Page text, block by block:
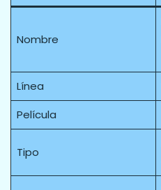
Nombre
Línea
Película
Tipo